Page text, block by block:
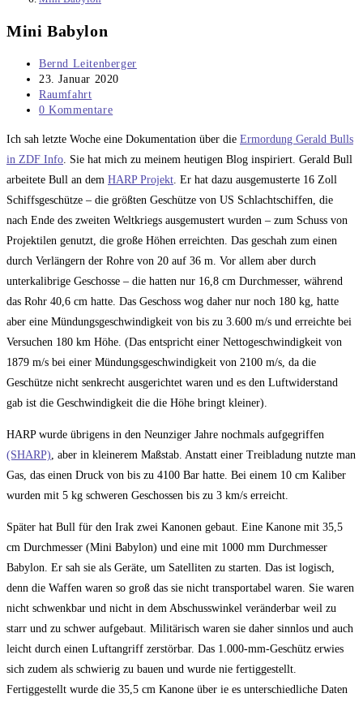
Mini Babylon
Beitrags-
Autor:
Bernd Leitenberger
Beitrag
veröffentlicht:
23. Januar 2020
Beitrags-
Kategorie:
Raumfahrt
Beitrags-
0 Kommentare
Ich sah letzte Woche eine Dokumentation über die Ermordung Gerald Bulls
in ZDF Info . Sie hat mich zu meinem heutigen Blog inspiriert. Gerald Bull
arbeitete Bull an dem HARP Projekt . Er hat dazu ausgemusterte 16 Zoll
Schiffsgeschütze – die größten Geschütze von US Schlachtschiffen, die
nach Ende des zweiten Weltkriegs ausgemustert wurden – zum Schuss von
Projektilen genutzt, die große Höhen erreichten. Das geschah zum einen
durch Verlängern der Rohre von 20 auf 36 m. Vor allem aber durch
unterkalibrige Geschosse – die hatten nur 16,8 cm Durchmesser, während
das Rohr 40,6 cm hatte. Das Geschoss wog daher nur noch 180 kg, hatte
aber eine Mündungsgeschwindigkeit von bis zu 3.600 m/s und erreichte bei
Versuchen 180 km Höhe. (Das entspricht einer Nettogeschwindigkeit von
1879 m/s bei einer Mündungsgeschwindigkeit von 2100 m/s, da die
Geschütze nicht senkrecht ausgerichtet waren und es den Luftwiderstand
gab ist die Geschwindigkeit die die Höhe bringt kleiner).
HARP wurde übrigens in den Neunziger Jahre nochmals aufgegriffen
(SHARP) , aber in kleinerem Maßstab. Anstatt einer Treibladung nutzte man
Gas, das einen Druck von bis zu 4100 Bar hatte. Bei einem 10 cm Kaliber
wurden mit 5 kg schweren Geschossen bis zu 3 km/s erreicht.
Später hat Bull für den Irak zwei Kanonen gebaut. Eine Kanone mit 35,5
cm Durchmesser (Mini Babylon) und eine mit 1000 mm Durchmesser
Babylon. Er sah sie als Geräte, um Satelliten zu starten. Das ist logisch,
denn die Waffen waren so groß das sie nicht transportabel waren. Sie waren
nicht schwenkbar und nicht in dem Abschusswinkel veränderbar weil zu
starr und zu schwer aufgebaut. Militärisch waren sie daher sinnlos und auch
leicht durch einen Luftangriff zerstörbar. Das 1.000-mm-Geschütz erwies
sich zudem als schwierig zu bauen und wurde nie fertiggestellt.
Fertiggestellt wurde die 35,5 cm Kanone über ie es unterschiedliche Daten